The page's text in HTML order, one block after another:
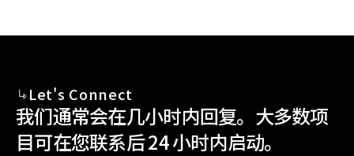
Let's Connect
我们通常会在几小时内回复。大多数项
目可在您联系后 24 小时内启动。